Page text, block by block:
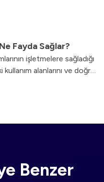
Mobil ERP ile
Fayda Sağlar?
işletmelere sağladığı
alanlarını ve doğru
kazanımları sizler için
Benzer